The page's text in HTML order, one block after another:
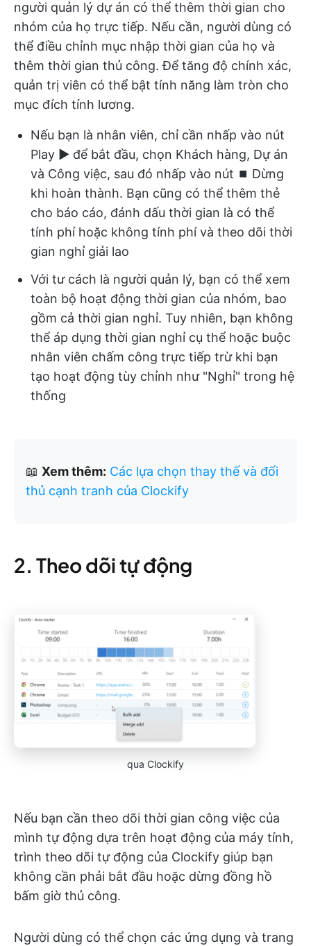
người quản lý dự án có thể thêm thời gian cho
nhóm của họ trực tiếp. Nếu cần, người dùng có
thể điều chỉnh mục nhập thời gian của họ và
thêm thời gian thủ công. Để tăng độ chính xác,
quản trị viên có thể bật tính năng làm tròn cho
mục đích tính lương.
Nếu bạn là nhân viên, chỉ cần nhấp vào nút
Play ▶️ để bắt đầu, chọn Khách hàng, Dự án
và Công việc, sau đó nhấp vào nút ⏹️ Dừng
khi hoàn thành. Bạn cũng có thể thêm thẻ
cho báo cáo, đánh dấu thời gian là có thể
tính phí hoặc không tính phí và theo dõi thời
gian nghỉ giải lao
Với tư cách là người quản lý, bạn có thể xem
toàn bộ hoạt động thời gian của nhóm, bao
gồm cả thời gian nghỉ. Tuy nhiên, bạn không
thể áp dụng thời gian nghỉ cụ thể hoặc buộc
nhân viên chấm công trực tiếp trừ khi bạn
tạo hoạt động tùy chỉnh như "Nghỉ" trong hệ
thống
📖 Xem thêm: Các lựa chọn thay thế và đối
thủ cạnh tranh của Clockify
2. Theo dõi tự động
qua Clockify
Nếu bạn cần theo dõi thời gian công việc của
mình tự động dựa trên hoạt động của máy tính,
trình theo dõi tự động của Clockify giúp bạn
không cần phải bắt đầu hoặc dừng đồng hồ
bấm giờ thủ công.
Người dùng có thể chọn các ứng dụng và trang